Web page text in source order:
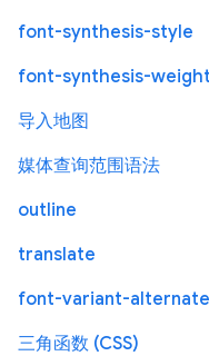
font-synthesis-style
font-synthesis-weight
导入地图
媒体查询范围语法
outline
translate
font-variant-
三角函数 (CSS)